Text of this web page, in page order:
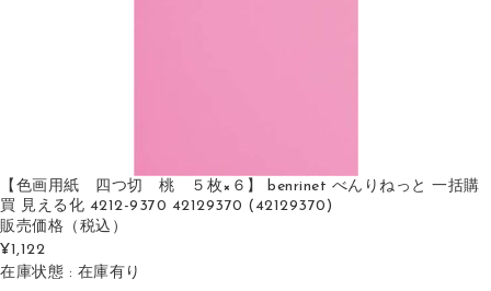
【色画用紙 四つ切 桃 ５枚×６】 benrinet べんりねっと 一括購
買 見える化 4212-9370 42129370 (42129370)
販売価格 （税込）
¥1,122
在庫状態 : 在庫有り